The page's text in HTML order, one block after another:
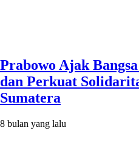
Prabowo Ajak
dan Perkuat
Sumatera
8 bulan yang lalu